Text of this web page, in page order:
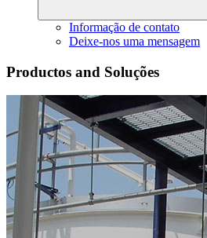
Informação de contato
Deixe-nos uma mensagem
Productos and Soluções